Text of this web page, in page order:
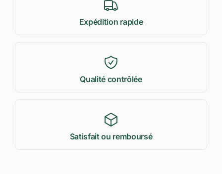
Expédition rapide
Qualité contrôlée
Satisfait ou remboursé